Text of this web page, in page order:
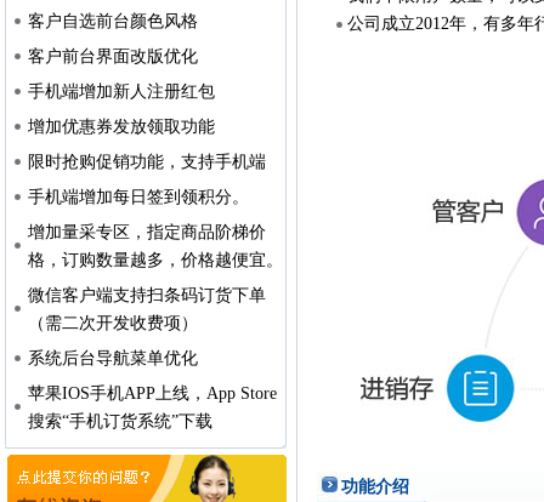
客户自选前台颜色风格
客户前台界面改版优化
手机端增加新人注册红包
增加优惠券发放领取功能
限时抢购促销功能，支持手机端
手机端增加每日签到领积分。
增加量采专区，指定商品阶梯价
格，订购数量越多，价格越便宜。
微信客户端支持扫条码订货下单
（需二次开发收费项）
系统后台导航菜单优化
苹果IOS手机APP上线，App Store
搜索“手机订货系统”下载
公司成立2012年，有多
功能介绍